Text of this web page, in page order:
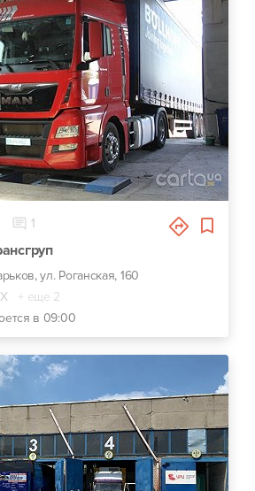
1
ул. Роганская, 160
+ еще 2
в 09:00